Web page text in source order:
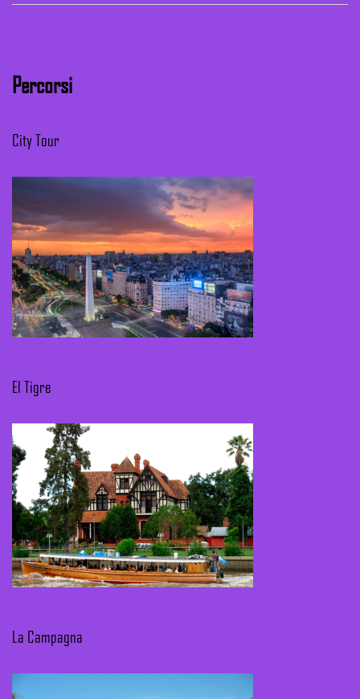
Percorsi
City Tour
El Tigre
La Campagna